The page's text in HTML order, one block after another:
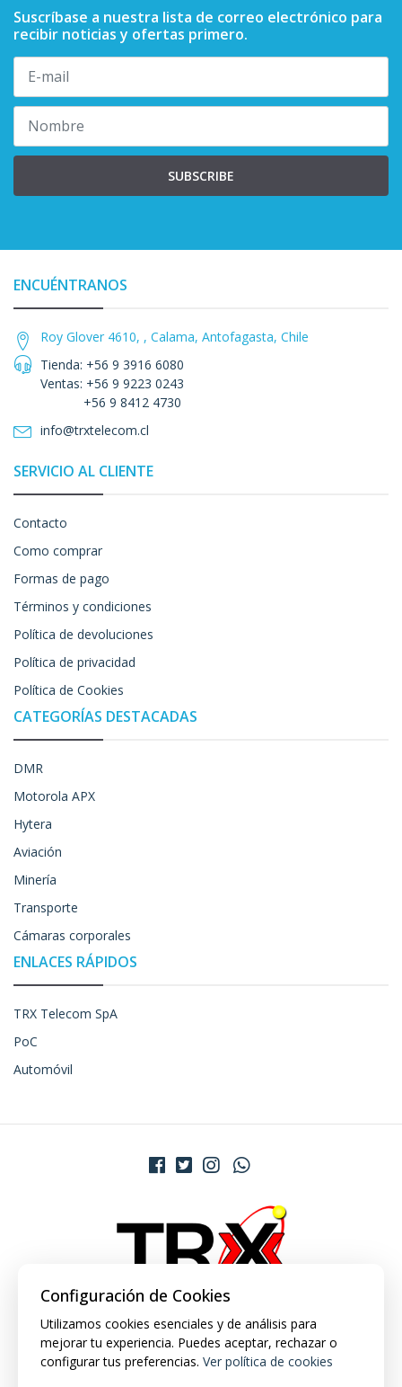
Suscríbase a nuestra lista de correo electrónico para
recibir noticias y ofertas primero.
SUBSCRIBE
ENCUÉNTRANOS
Roy Glover 4610, , Calama, Antofagasta, Chile
Tienda: +56 9 3916 6080
Ventas: +56 9 9223 0243
+56 9 8412 4730
info@trxtelecom.cl
SERVICIO AL CLIENTE
Contacto
Como comprar
Formas de pago
Términos y condiciones
Política de devoluciones
Política de privacidad
Política de Cookies
CATEGORÍAS DESTACADAS
DMR
Motorola APX
Hytera
Aviación
Minería
Transporte
Cámaras corporales
ENLACES RÁPIDOS
TRX Telecom SpA
PoC
Automóvil
Configuración de Cookies
Utilizamos cookies esenciales y de análisis para
mejorar tu experiencia. Puedes aceptar, rechazar o
configurar tus preferencias. Ver política de cookies